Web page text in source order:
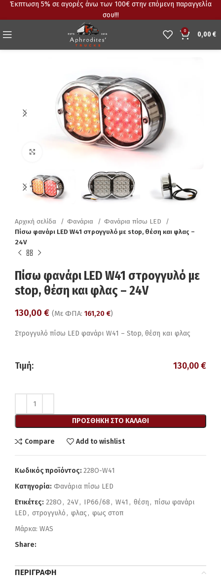
Έκπτωση 5% σε αγορές άνω των 100€ στην επόμενη παραγγελία
σου!!!
0 0,00 €
Αρχική σελίδα Φανάρια
Φανάρια πίσω LED
Πίσω φανάρι LED W41 στρογγυλό με stop, θέση και φλας –
24V
Πίσω φανάρι LED W41 στρογγυλό με
stop, θέση και φλας – 24V
130,00 € (Με ΦΠΑ: 161,20 €)
Στρογγυλό πίσω LED φανάρι W41 – Stop, θέση και φλας
Τιμή: 130,00€
ΠΡΟΣΘΉΚΗ ΣΤΟ ΚΑΛΆΘΙ
Compare Add to wishlist
Κωδικός προϊόντος: 228O-W41
Κατηγορία: Φανάρια πίσω LED
Ετικέτες: 228O , 24V, IP66/68 , W41 , θέση , πίσω φανάρι
LED , στρογγυλό , φλας , φως στοπ
Μάρκα: WAS
Share:
ΠΕΡΙΓΡΑΦΉ